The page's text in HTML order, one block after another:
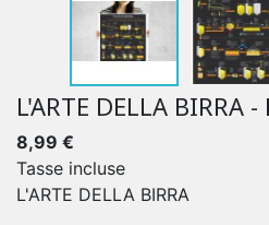
L'ARTE DELLA BIRRA -
8,99 €
Tasse incluse
L'ARTE DELLA BIRRA